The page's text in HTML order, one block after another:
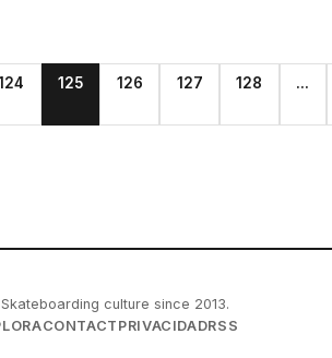
125 126 127 128 ...
culture since 2013.
CONTACT PRIVACIDADRSS